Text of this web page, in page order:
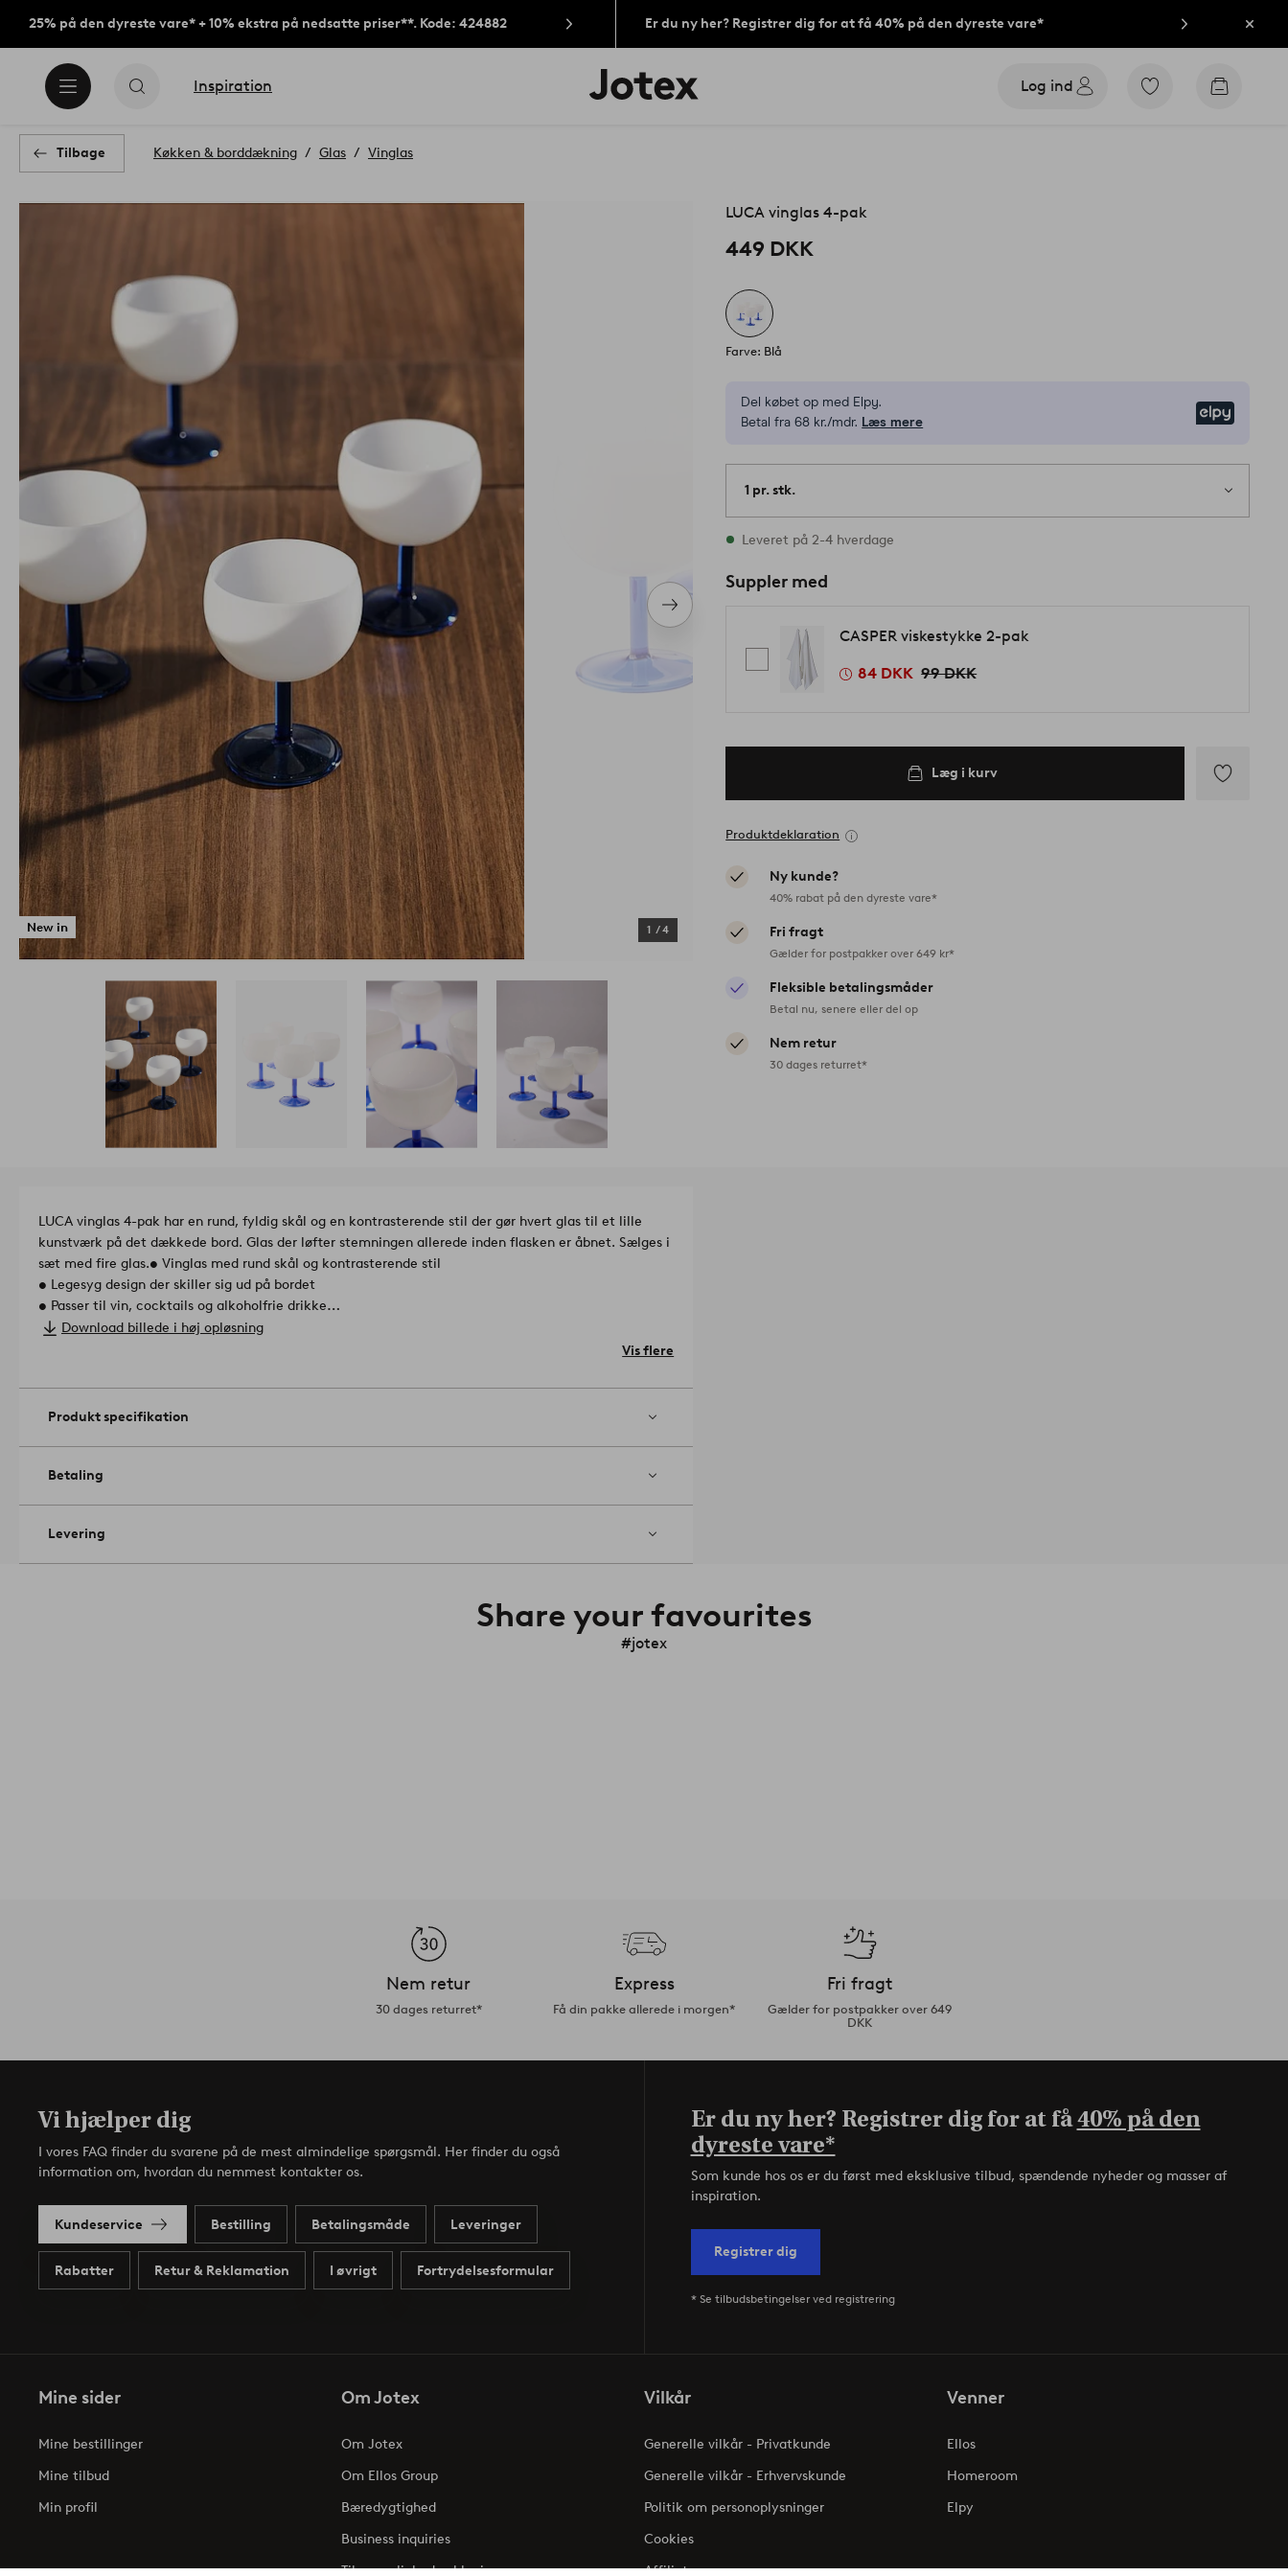
25% på den dyreste vare* + 10% ekstra på nedsatte priser**. Kode: 424882 Er du ny her? Registrer dig for at få 40% på den dyreste vare* Luk
Inspiration
Jotex
logo
Log ind
Gå
Gå
Tilbage Køkken & borddækning Glas Vinglas
Næste
produkt
New in 1 /4
LUCA vinglas 4-pak
449 DKK
Farve: Blå
Del købet op med Elpy.
Betal fra 68 kr./mdr. Læs mere
1 pr. stk.
På lager
Leveret på 2-4 hverdage
Suppler med
CASPER viskestykke 2-pak
84 DKK 99 DKK
Læg i kurv
Produktdeklaration
Ny kunde?
40% rabat på den dyreste vare*
Fri fragt
Gælder for postpakker over 649 kr*
Fleksible betalingsmåder
Betal nu, senere eller del op
Nem retur
30 dages returret*
LUCA vinglas 4-pak har en rund, fyldig skål og en kontrasterende stil der gør hvert glas til et lille
kunstværk på det dækkede bord. Glas der løfter stemningen allerede inden flasken er åbnet. Sælges i
sæt med fire glas.• Vinglas med rund skål og kontrasterende stil
• Legesyg design der skiller sig ud på bordet
• Passer til vin, cocktails og alkoholfrie drikke
• Passer som gave eller til det dækkede bord
Størrelse: højde 13.7 cm, ø 11.8 cm.Tåler opvaskemaskine.Artikelnummer: 2288484-01-0
Download billede i høj opløsning
Vis flere
Produkt specifikation
Betaling
Levering
Share your favourites
#jotex
Nem retur
30 dages returret*
Express
Få din pakke allerede i morgen*
Fri fragt
Gælder for postpakker over 649
DKK
Vi hjælper dig
I vores FAQ finder du svarene på de mest almindelige spørgsmål. Her finder du også
information om, hvordan du nemmest kontakter os.
Kundeservice Bestilling Betalingsmåde Leveringer
Rabatter Retur & Reklamation I øvrigt Fortrydelsesformular
Er du ny her? Registrer dig for at få40% på den
dyreste vare*
Som kunde hos os er du først med eksklusive tilbud, spændende nyheder og masser af
inspiration.
Registrer dig
* Se tilbudsbetingelser ved registrering
Mine sider
Mine bestillinger
Mine tilbud
Min profil
Om Jotex
Om Jotex
Om Ellos Group
Bæredygtighed
Business inquiries
Tilgængelighedserklæring
Vilkår
Generelle vilkår - Privatkunde
Generelle vilkår - Erhvervskunde
Politik om personoplysninger
Cookies
Affiliate
Venner
Ellos
Homeroom
Elpy